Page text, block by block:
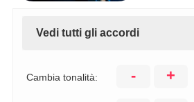
Vedi tutti gli accordi
Cambia tonalità: - +